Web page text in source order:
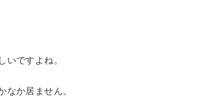
いですよね。
なか居ません。